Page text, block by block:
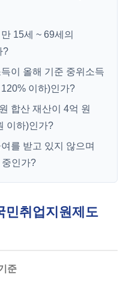
15세 ~ 69세의
?
이 올해 기준 중위소득
이하)인가?
합산 재산이 4억 원
이하)인가?
를 받고 있지 않으며
인가?
민취업지원제도
준